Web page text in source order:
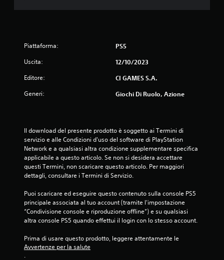
Piattaforma: PS5
Uscita: 12/10/2023
Editore: CI GAMES S.A.
Generi: Giochi Di Ruolo, Azione
Il download del presente prodotto è soggetto ai Termini di
servizio e alle Condizioni d'uso del software di PlayStation
Network e a qualsiasi altra condizione supplementare specifica
applicabile a questo articolo. Se non si desidera accettare
questi Termini, non scaricare questo articolo. Per maggiori
dettagli, consultare i Termini di Servizio.
Puoi scaricare ed eseguire questo contenuto sulla console PS5
principale associata al tuo account (tramite l'impostazione
“Condivisione console e riproduzione offline”) e su qualsiasi
altra console PS5 quando effettui il login con lo stesso account.
Prima di usare questo prodotto, leggere attentamente le
Avvertenze per la salute
.